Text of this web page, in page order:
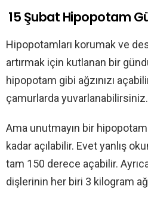
15 Şubat Hipopotam
Hipopotamları korumak ve
artırmak için kutlanan bir
hipopotam gibi ağzınızı
çamurlarda yuvarlanabilirsiniz.
Ama unutmayın bir
kadar açılabilir. Evet yanlış
tam 150 derece açabilir.
dişlerinin her biri 3 kilogram